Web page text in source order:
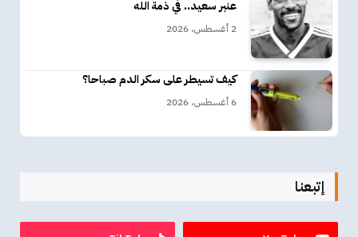
عنبر سعيد.. في ذمة الله
2 أغسطس، 2026
كيف تسيطر على سكر الدم صباحا؟
6 أغسطس، 2026
إتبعنا